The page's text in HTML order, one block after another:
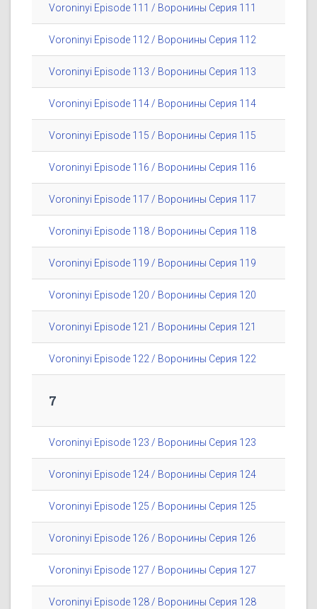
Voroninyi Episode 111 / Воронины Серия 111
Voroninyi Episode 112 / Воронины Серия 112
Voroninyi Episode 113 / Воронины Серия 113
Voroninyi Episode 114 / Воронины Серия 114
Voroninyi Episode 115 / Воронины Серия 115
Voroninyi Episode 116 / Воронины Серия 116
Voroninyi Episode 117 / Воронины Серия 117
Voroninyi Episode 118 / Воронины Серия 118
Voroninyi Episode 119 / Воронины Серия 119
Voroninyi Episode 120 / Воронины Серия 120
Voroninyi Episode 121 / Воронины Серия 121
Voroninyi Episode 122 / Воронины Серия 122
7
Voroninyi Episode 123 / Воронины Серия 123
Voroninyi Episode 124 / Воронины Серия 124
Voroninyi Episode 125 / Воронины Серия 125
Voroninyi Episode 126 / Воронины Серия 126
Voroninyi Episode 127 / Воронины Серия 127
Voroninyi Episode 128 / Воронины Серия 128